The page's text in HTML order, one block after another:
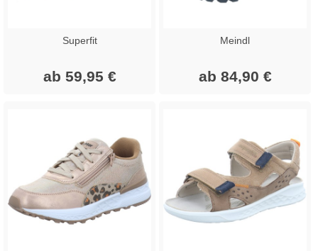
Superfit
ab 59,95 €
Meindl
ab 84,90 €